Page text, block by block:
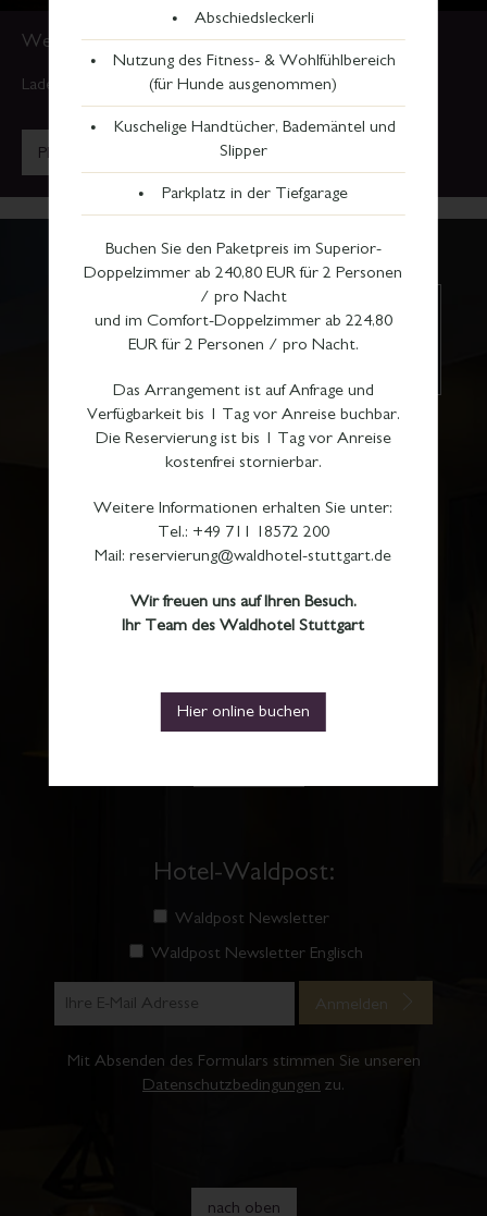
Weitere Informationen finden Sie hier
Laden Sie sich hier den aktuelle Flyer herunter
PDF herunterladen [1,5 MB]
Hotel-Waldpost:
Waldpost Newsletter
Waldpost Newsletter Englisch
Anmelden
Mit Absenden des Formulars stimmen Sie unseren
Datenschutzbedingungen zu.
nach oben
Abschiedsleckerli
Nutzung des Fitness- & Wohlfühlbereich
(für Hunde ausgenommen)
Kuschelige Handtücher, Bademäntel und
Slipper
Parkplatz in der Tiefgarage
Buchen Sie den Paketpreis im Superior-
Doppelzimmer ab 240,80 EUR für 2 Personen
/ pro Nacht
und im Comfort-Doppelzimmer ab 224,80
EUR für 2 Personen / pro Nacht.
Das Arrangement ist auf Anfrage und
Verfügbarkeit bis 1 Tag vor Anreise buchbar.
Die Reservierung ist bis 1 Tag vor Anreise
kostenfrei stornierbar.
Weitere Informationen erhalten Sie unter:
Tel.: +49 711 18572 200
Mail: reservierung@waldhotel-stuttgart.de
Wir freuen uns auf Ihren Besuch.
Ihr Team des Waldhotel Stuttgart
Hier online buchen